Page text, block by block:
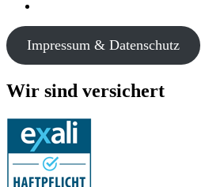
Impressum & Datenschutz
Wir sind versichert